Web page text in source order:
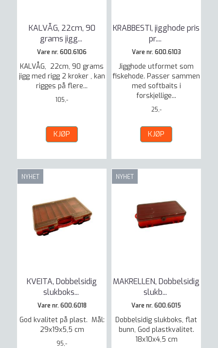
KALVÅG, 22cm, 90
grams jigg...
Vare nr. 600.6106
KALVÅG, 22cm, 90 grams
jigg med rigg 2 kroker , kan
rigges på flere...
105,-
KJØP
KRABBESTI, jigghode pris
pr....
Vare nr. 600.6103
Jigghode utformet som
fiskehode. Passer sammen
med softbaits i
forskjellige...
25,-
KJØP
NYHET
KVEITA, Dobbelsidig
slukboks...
Vare nr. 600.6018
God kvalitet på plast. Mål:
29x19x5,5 cm
95,-
NYHET
MAKRELLEN, Dobbelsidig
slukb...
Vare nr. 600.6015
Dobbelsidig slukboks, flat
bunn, God plastkvalitet.
18x10x4,5 cm